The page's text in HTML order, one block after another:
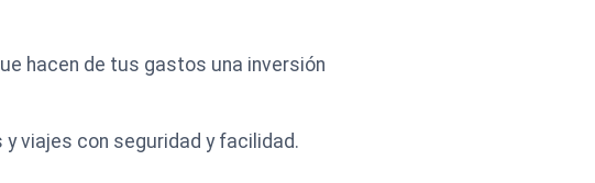
hacen de tus gastos una inversión
viajes con seguridad y facilidad.